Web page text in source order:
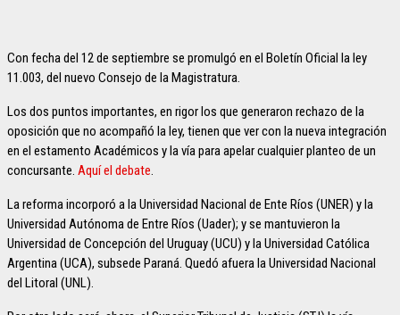
Con fecha del 12 de septiembre se promulgó en el Boletín Oficial la ley
11.003, del nuevo Consejo de la Magistratura.
Los dos puntos importantes, en rigor los que generaron rechazo de la
oposición que no acompañó la ley, tienen que ver con la nueva integración
en el estamento Académicos y la vía para apelar cualquier planteo de un
concursante. Aquí el debate.
La reforma incorporó a la Universidad Nacional de Ente Ríos (UNER) y la
Universidad Autónoma de Entre Ríos (Uader); y se mantuvieron la
Universidad de Concepción del Uruguay (UCU) y la Universidad Católica
Argentina (UCA), subsede Paraná. Quedó afuera la Universidad Nacional
del Litoral (UNL).